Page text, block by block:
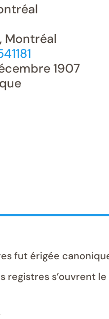
Montréal
1907
fut érigée
registres s’ouvrent